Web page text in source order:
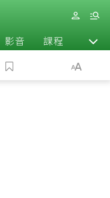
影音 課程 退休